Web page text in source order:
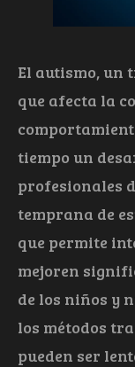
El autismo, un
que afecta la
tiempo un
profesionales
temprana de
que permite
mejoren
de los niños y
los métodos
pueden ser